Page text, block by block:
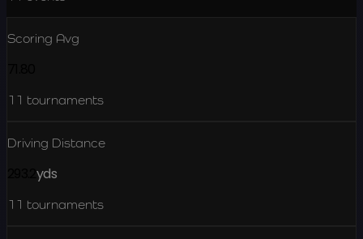
Scoring Avg
11 tournaments
Driving Distance
yds
11 tournaments